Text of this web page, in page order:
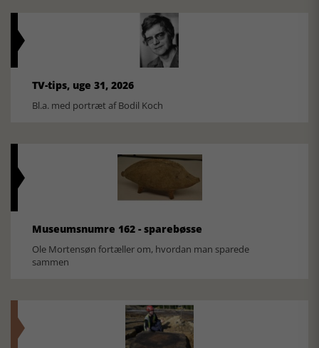
TV-tips, uge 31, 2026
Bl.a. med portræt af Bodil Koch
Museumsnumre 162 - sparebøsse
Ole Mortensøn fortæller om, hvordan man sparede
sammen